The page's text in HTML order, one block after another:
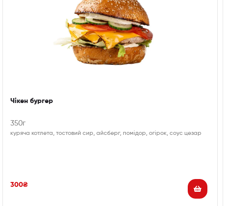
Чікен бургер
350г
куряча котлета, тостовий сир, айсберг, помідор, огірок, соус цезар
300₴